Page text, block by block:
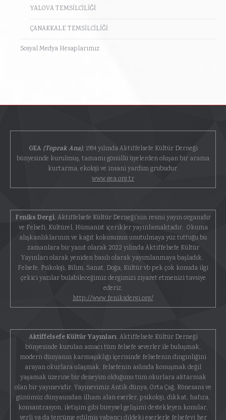
YALOVA TEMSİLCİLİĞİ
ÇANAKKALE TEMSİLCİLİĞİ
Sosyal Medya Hesaplarımız
GEA (Toprak Ana), 1994 yılında Aktiffelsefe Kültür Derneği
bünyesinde kurulmuş, tamamı gönüllü üyelerden oluşan bir arama
kurtarma, ekoloji ve insani yardım grubudur.
www.gea.org.tr
Feniks Dergi, Aktiffelsefe Kültür Derneği'nin resmi yayın organıdır
ve Felsefi, Kültürel, Hümanist içerikler yayınlamaktadır. Okuma
alışkanlıklarının ve kağıt kokusunun unutulmaya yüz tuttuğu bu
zamanlara bir yanıt olarak 2022 yılında Aktiffelsefe Kültür
Yayınları olarak yeniden basılı olarak yayımlanmaya başladık.
Felsefe, Psikoloji, Bilim, Sanat, Doğa, Kültür vb pek çok konuda ilgi
çekici yazılar bulabileceğimiz dergimizi ziyaret etmenizi tavsiye
ederiz.
http://www.feniksdergi.org/
Aktiffelsefe Kültür Yayınları, Aktiffelsefe Kültür Derneği
bünyesinde kurulan amacı tüm felsefe severler ile buluşmak,
modern dünyanın karmaşıklığı içerisinde felsefenin dinginliğini
arayan okurlara ulaşmak, felsefenin aslında konuşmak değil
yaşamak üzerine bir deneyim olduğunu tüm okurlara aktarmak
olan bir yayınevidir. Yayınevimiz Antik dünya, Orta Çağ, Rönesans ve
günümüz dünyasından ilham alan eserler, psikoloji, dikkat, hafıza,
konsantrasyon, iletişim gibi bireysel gelişimi destekleyen konular,